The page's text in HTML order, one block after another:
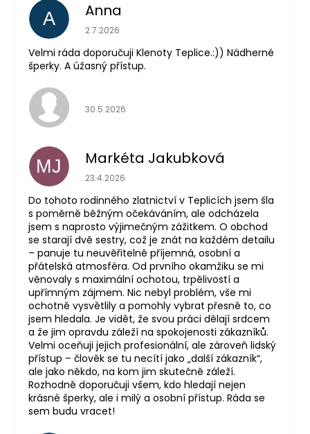
A Anna
Hodnocení obchodu je 5 z 5 hvězdiček.
2.7.2026
Velmi ráda doporučuji Klenoty Teplice.:)) Nádherné
šperky. A úžasný přístup.
Hodnocení obchodu je 5 z 5 hvězdiček.
30.5.2026
MJ Markéta Jakubková
Hodnocení obchodu je 5 z 5 hvězdiček.
23.4.2026
Do tohoto rodinného zlatnictví v Teplicích jsem šla
s poměrně běžným očekáváním, ale odcházela
jsem s naprosto výjimečným zážitkem. O obchod
se starají dvě sestry, což je znát na každém detailu
– panuje tu neuvěřitelně příjemná, osobní a
přátelská atmosféra. Od prvního okamžiku se mi
věnovaly s maximální ochotou, trpělivostí a
upřímným zájmem. Nic nebyl problém, vše mi
ochotně vysvětlily a pomohly vybrat přesně to, co
jsem hledala. Je vidět, že svou práci dělají srdcem
a že jim opravdu záleží na spokojenosti zákazníků.
Velmi oceňuji jejich profesionální, ale zároveň lidský
přístup – člověk se tu necítí jako „další zákazník“,
ale jako někdo, na kom jim skutečně záleží.
Rozhodně doporučuji všem, kdo hledají nejen
krásné šperky, ale i milý a osobní přístup. Ráda se
sem budu vracet!